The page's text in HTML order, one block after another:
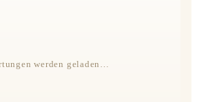
werden geladen…